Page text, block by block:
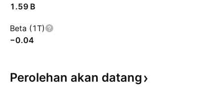
‪1.59 B‬
Beta (1T)
−0.04
Perolehan akan datang